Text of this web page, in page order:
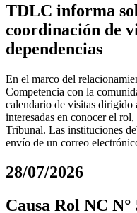
TDLC informa
coordinación de
dependencias
En el marco del
Competencia con la
calendario de visitas dirigido
interesadas en conocer el
Tribunal. Las instituciones
envío de un correo
28/07/2026
Causa Rol NC